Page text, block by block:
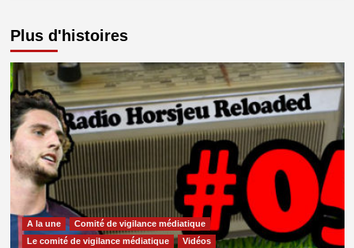
Plus d'histoires
A la une
Comité de vigilance médiatique
Le comité de vigilance médiatique
Vidéos